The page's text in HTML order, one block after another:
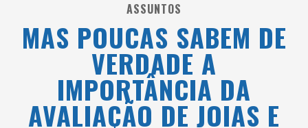
Votação para o concurso Rainha do Pedro Leopoldo Rodeio Show 2026 é liberada no G1
ASSUNTOS
MAS POUCAS SABEM DE
VERDADE A
IMPORTÂNCIA DA
AVALIAÇÃO DE JOIAS E